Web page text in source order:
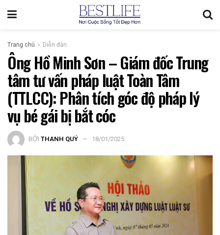
Trang chủ Diễn đàn
Ông Hồ Minh Sơn – Giám đốc Trung
tâm tư vấn pháp luật Toàn Tâm
(TTLCC): Phân tích góc độ pháp lý
vụ bé gái bị bắt cóc
BỞI THANH QUÝ 18/01/2025